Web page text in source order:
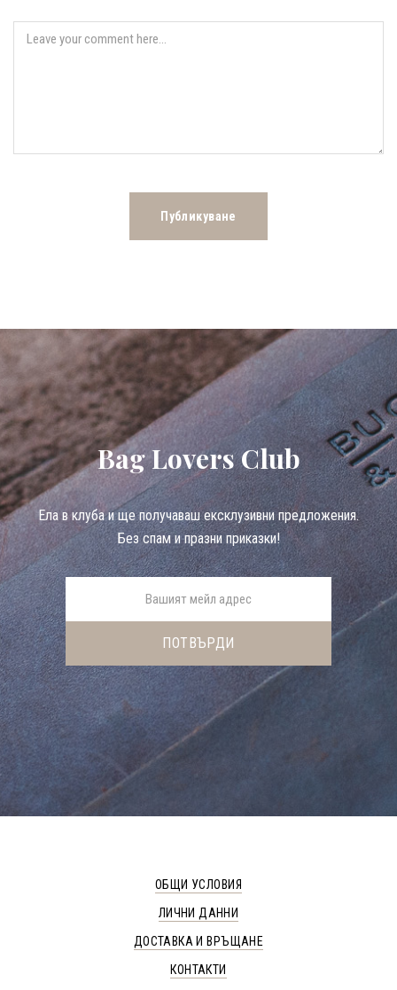
Bag Lovers Club
Eла в клуба и ще получаваш ексклузивни предложения.
Без спам и празни приказки!
ОБЩИ УСЛОВИЯ
ЛИЧНИ ДАННИ
ДОСТАВКА И ВРЪЩАНЕ
КОНТАКТИ